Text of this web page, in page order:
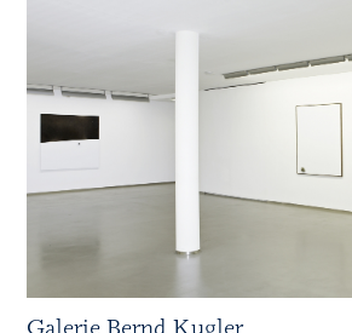
Galerie Bernd Kugler